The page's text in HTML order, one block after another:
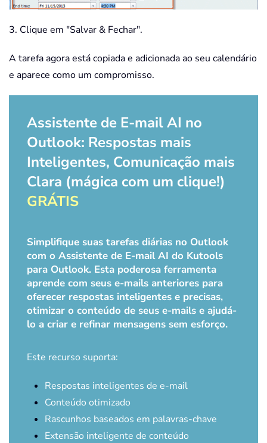
3. Clique em "Salvar & Fechar".
A tarefa agora está copiada e adicionada ao seu calendário
e aparece como um compromisso.
Assistente de E-mail AI no
Outlook: Respostas mais
Inteligentes, Comunicação mais
Clara (mágica com um clique!)
GRÁTIS
Simplifique suas tarefas diárias no Outlook
com o Assistente de E-mail AI do Kutools
para Outlook. Esta poderosa ferramenta
aprende com seus e-mails anteriores para
oferecer respostas inteligentes e precisas,
otimizar o conteúdo de seus e-mails e ajudá-
lo a criar e refinar mensagens sem esforço.
Este recurso suporta:
Respostas inteligentes de e-mail
Conteúdo otimizado
Rascunhos baseados em palavras-chave
Extensão inteligente de conteúdo